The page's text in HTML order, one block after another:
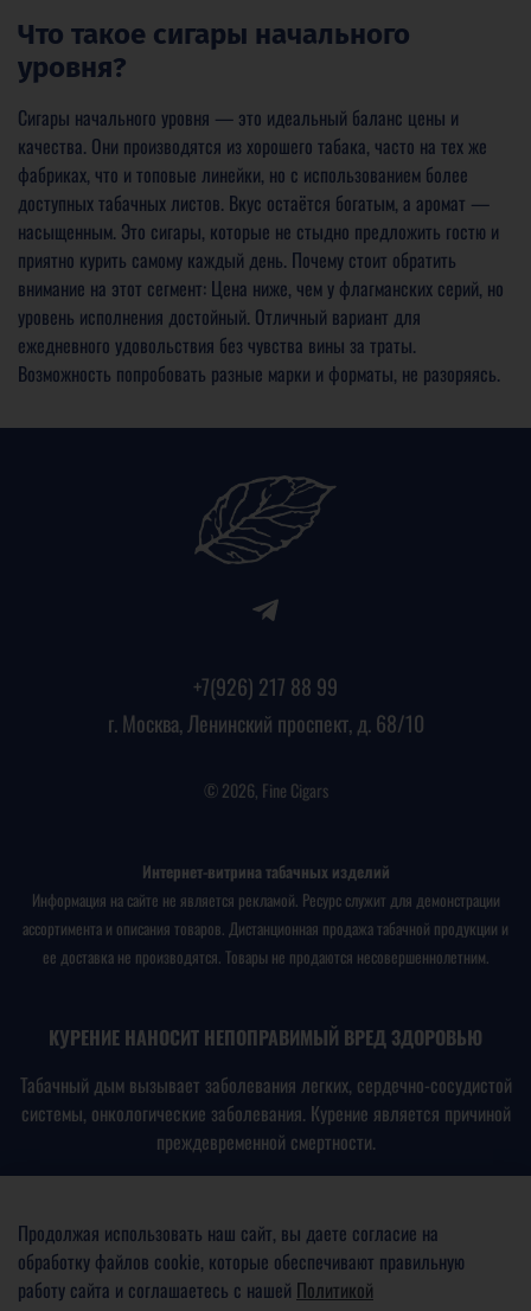
Что такое сигары начального
уровня?
Сигары начального уровня — это идеальный баланс цены и
качества. Они производятся из хорошего табака, часто на тех же
фабриках, что и топовые линейки, но с использованием более
доступных табачных листов. Вкус остаётся богатым, а аромат —
насыщенным. Это сигары, которые не стыдно предложить гостю и
приятно курить самому каждый день. Почему стоит обратить
внимание на этот сегмент: Цена ниже, чем у флагманских серий, но
уровень исполнения достойный. Отличный вариант для
ежедневного удовольствия без чувства вины за траты.
Возможность попробовать разные марки и форматы, не разоряясь.
+7(926) 217 88 99
г. Москва, Ленинский проспект, д. 68/10
© 2026, Fine Cigars
Интернет-витрина табачных изделий
Информация на сайте не является рекламой. Ресурс служит для демонстрации
ассортимента и описания товаров. Дистанционная продажа табачной продукции и
ее доставка не производятся. Товары не продаются несовершеннолетним.
КУРЕНИЕ НАНОСИТ НЕПОПРАВИМЫЙ ВРЕД ЗДОРОВЬЮ
Табачный дым вызывает заболевания легких, сердечно-сосудистой
системы, онкологические заболевания. Курение является причиной
преждевременной смертности.
окружающего табачного дыма, последствий потребления табака
или потребления никотинсодержащей продукции»
Продолжая использовать наш сайт, вы даете согласие на
обработку файлов cookie, которые обеспечивают правильную
работу сайта и соглашаетесь с нашей Политикой